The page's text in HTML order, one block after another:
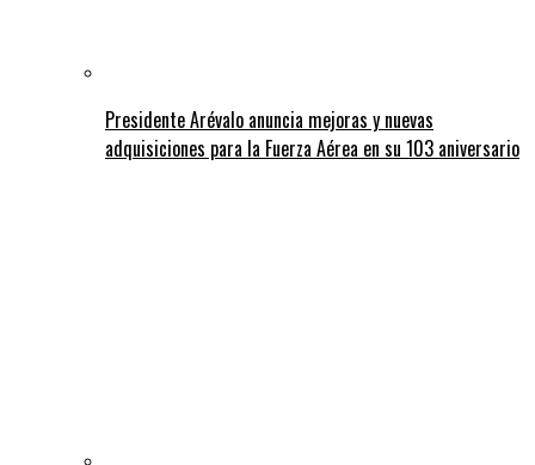
Presidente Arévalo anuncia mejoras y nuevas
adquisiciones para la Fuerza Aérea en su 103 aniversario